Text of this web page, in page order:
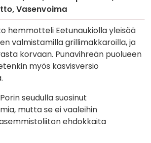
Vasenvoima
hemmotteli Eetunaukiolla yleisöä
valmistamilla grillimakkaroilla, ja
korvaan. Punavihreän puolueen
myös kasvisversio
seudulla suosinut
mutta se ei vaaleihin
ehdokkaita